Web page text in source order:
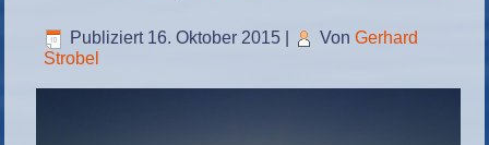
Publiziert 16. Oktober 2015 Von Gerhard
Strobel